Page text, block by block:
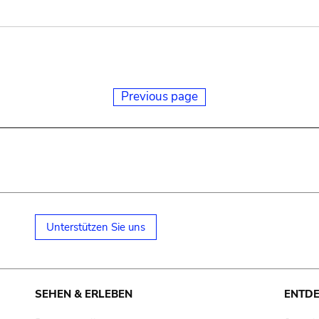
Previous page
Unterstützen Sie uns
SEHEN & ERLEBEN